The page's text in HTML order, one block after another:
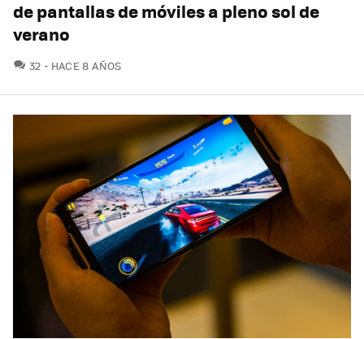
de pantallas de móviles a pleno sol de
verano
32 COMENTARIOS
HACE 8 AÑOS